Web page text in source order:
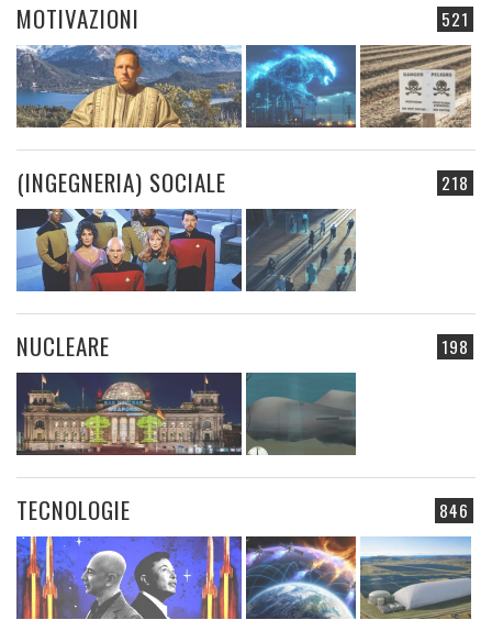
521
MOTIVAZIONI
218
(INGEGNERIA) SOCIALE
198
NUCLEARE
846
TECNOLOGIE